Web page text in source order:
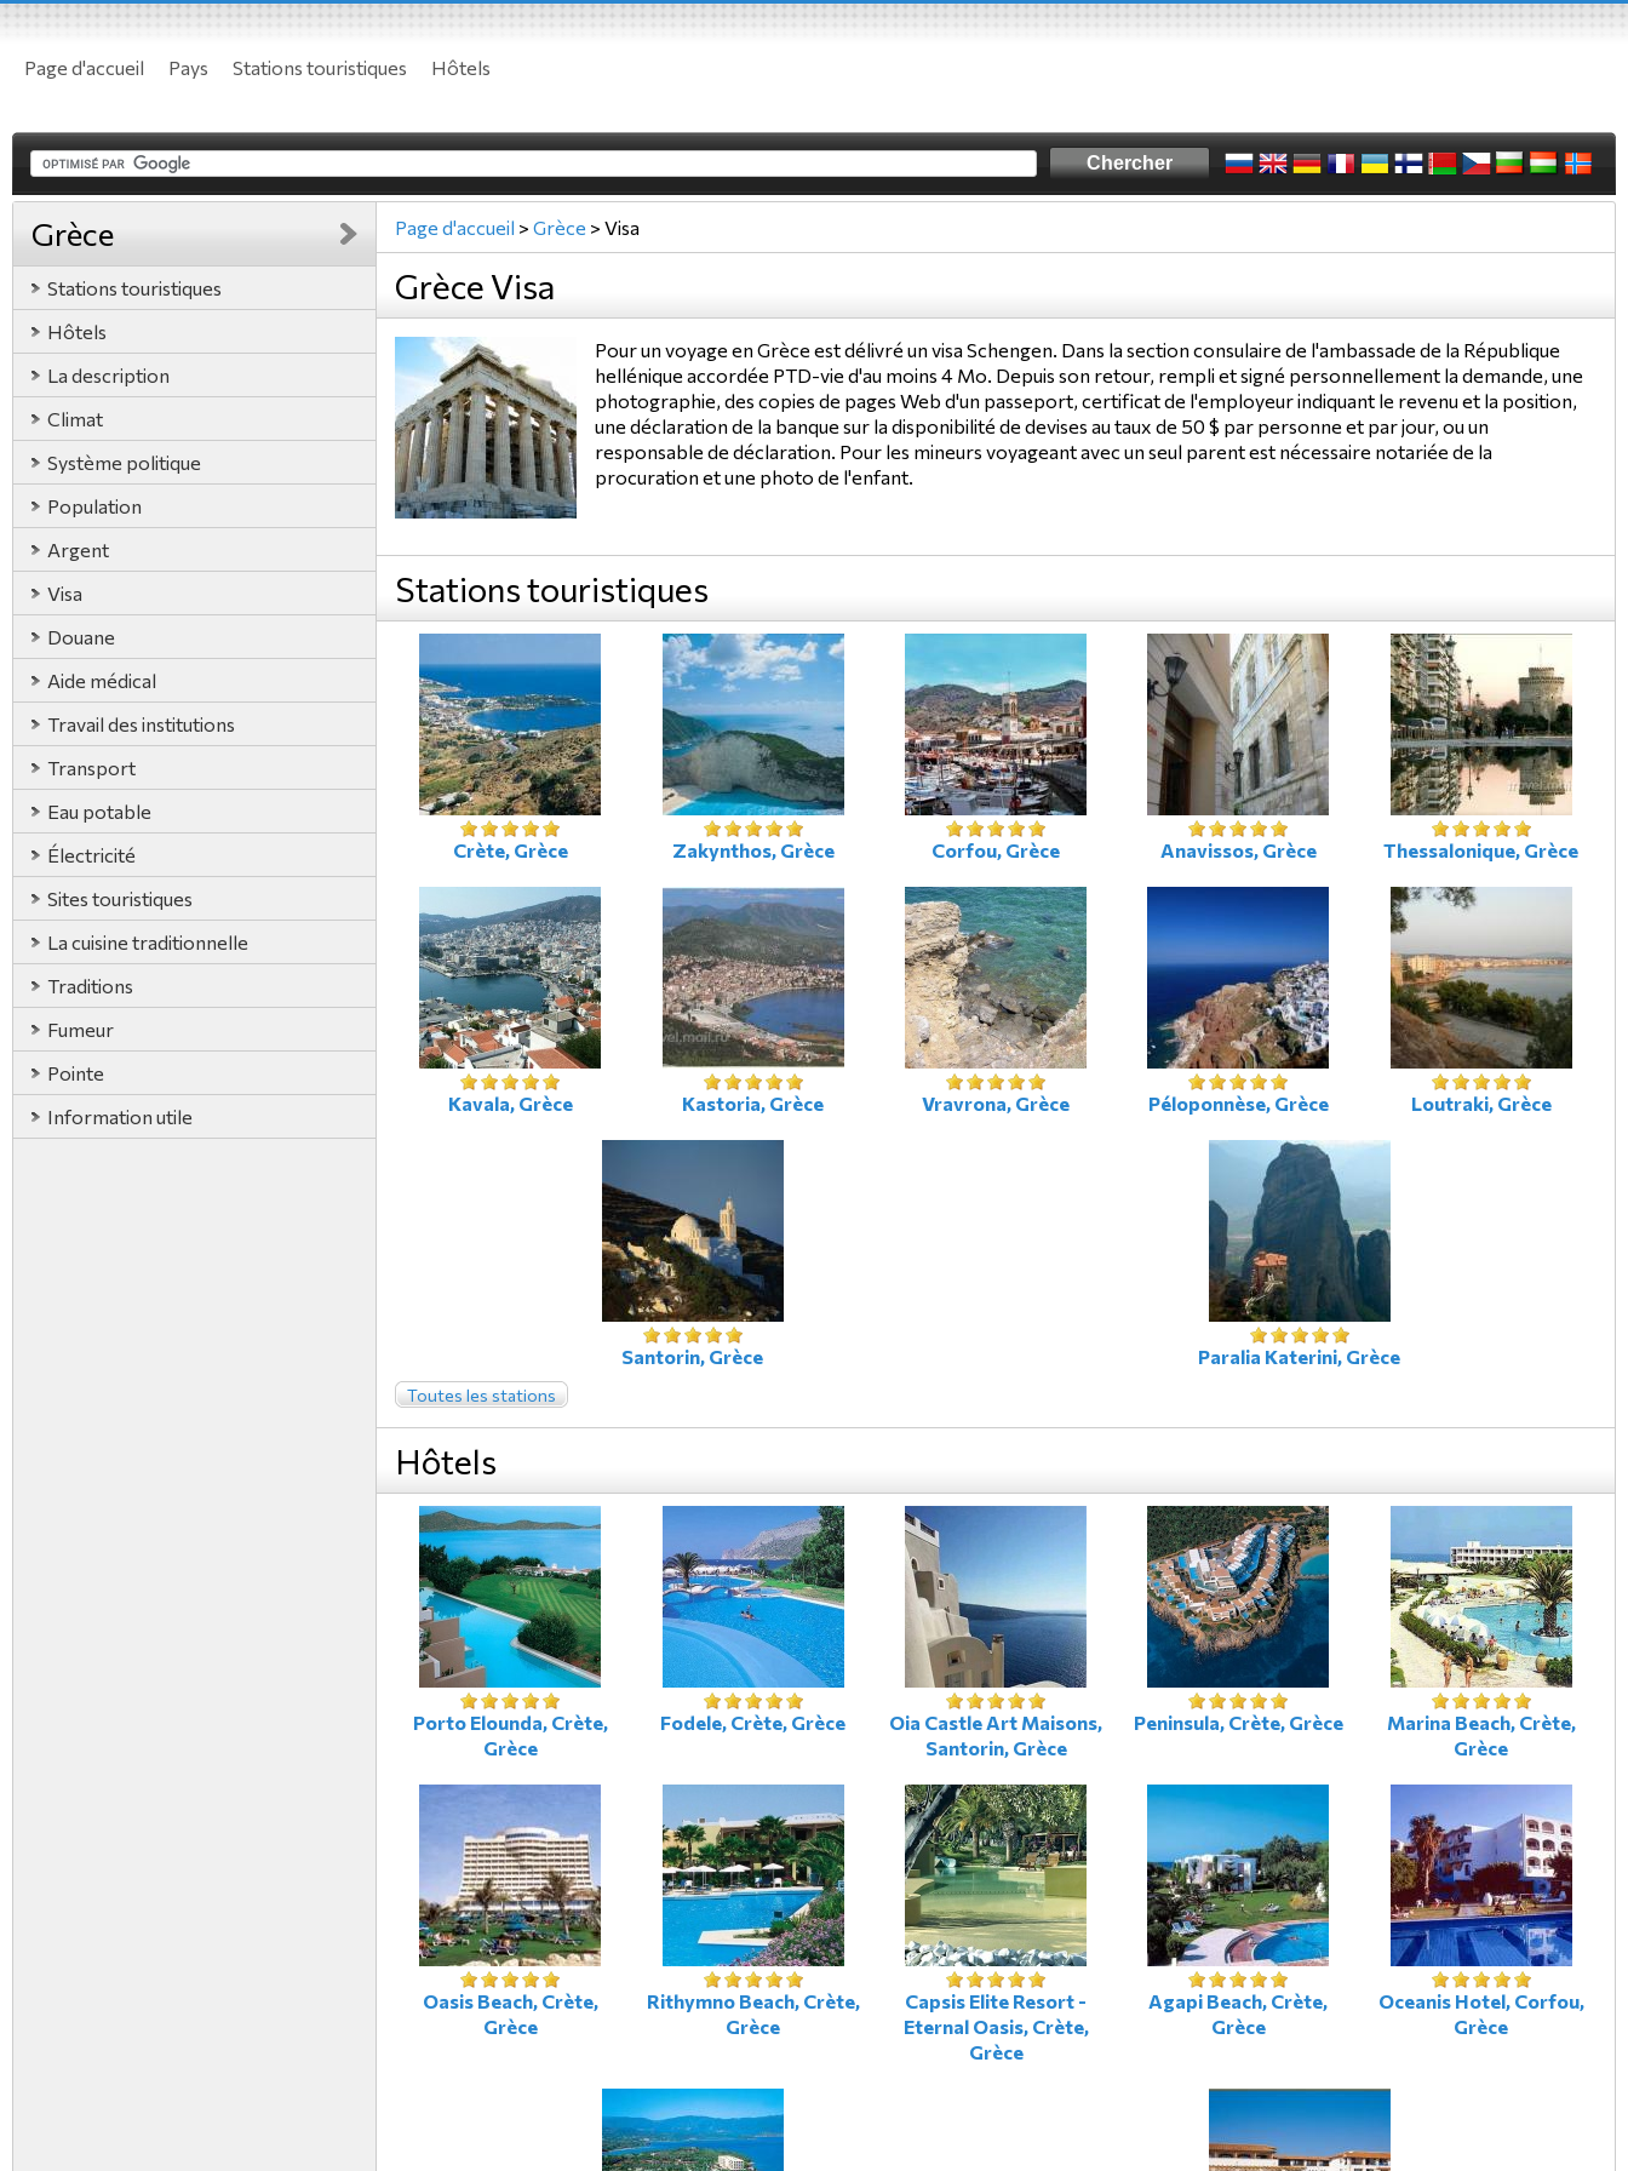
Page d'accueil Pays Stations touristiques Hôtels
Grèce
Stations touristiques
Hôtels
La description
Climat
Système politique
Population
Argent
Visa
Douane
Aide médical
Travail des institutions
Transport
Eau potable
Électricité
Sites touristiques
La cuisine traditionnelle
Traditions
Fumeur
Pointe
Information utile
Page d'accueil > Grèce > Visa
Grèce Visa
Pour un voyage en Grèce est délivré un visa Schengen. Dans la section consulaire de l'ambassade de la République
hellénique accordée PTD-vie d'au moins 4 Mo. Depuis son retour, rempli et signé personnellement la demande, une
photographie, des copies de pages Web d'un passeport, certificat de l'employeur indiquant le revenu et la position,
une déclaration de la banque sur la disponibilité de devises au taux de 50 $ par personne et par jour, ou un
responsable de déclaration. Pour les mineurs voyageant avec un seul parent est nécessaire notariée de la
procuration et une photo de l'enfant.
Stations touristiques
Crète, Grèce Zakynthos, Grèce Corfou, Grèce Anavissos, Grèce Thessalonique, Grèce
Kavala, Grèce Kastoria, Grèce Vravrona, Grèce Péloponnèse, Grèce Loutraki, Grèce
Santorin, Grèce Paralia Katerini, Grèce
Toutes les stations
Hôtels
Porto Elounda, Crète,
Grèce
Fodele, Crète, Grèce
Oia Castle Art Maisons,
Santorin, Grèce
Peninsula, Crète, Grèce
Marina Beach, Crète,
Grèce
Oasis Beach, Crète,
Grèce
Rithymno Beach, Crète,
Grèce
Capsis Elite Resort -
Eternal Oasis, Crète,
Grèce
Agapi Beach, Crète,
Grèce
Oceanis Hotel, Corfou,
Grèce